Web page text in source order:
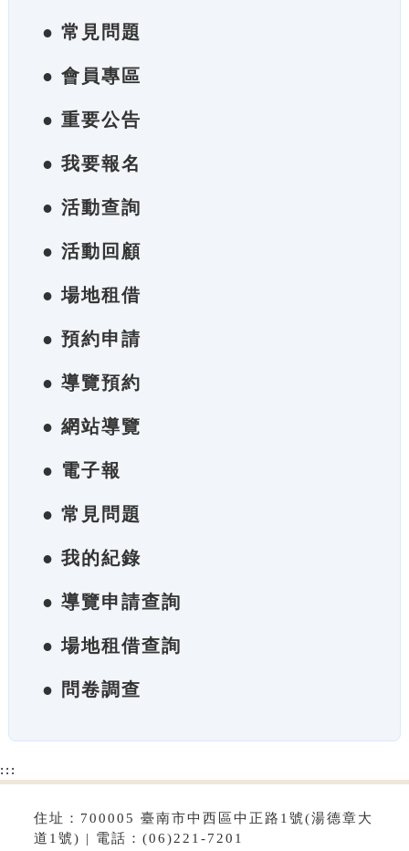
● 常見問題
● 會員專區
● 重要公告
● 我要報名
● 活動查詢
● 活動回顧
● 場地租借
● 預約申請
● 導覽預約
● 網站導覽
● 電子報
● 常見問題
● 我的紀錄
● 導覽申請查詢
● 場地租借查詢
● 問卷調查
:::
住址：700005 臺南市中西區中正路1號(湯德章大
道1號) | 電話：(06)221-7201